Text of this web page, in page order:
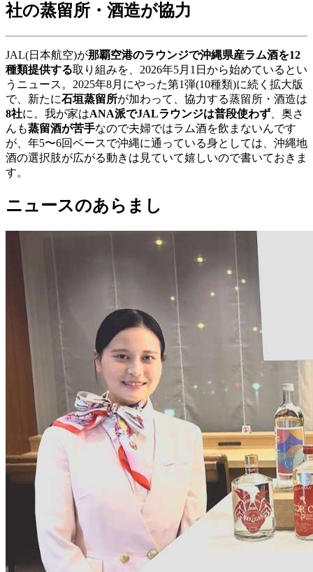
社の蒸留所・酒造が協力
JAL(日本航空)が那覇空港のラウンジで沖縄県産ラム酒を12
種類提供する取り組みを、2026年5月1日から始めているとい
うニュース。2025年8月にやった第1弾(10種類)に続く拡大版
で、新たに石垣蒸留所が加わって、協力する蒸留所・酒造は
8社に。我が家はANA派でJALラウンジは普段使わず 、奥さ
んも蒸留酒が苦手なので夫婦ではラム酒を飲まないんです
が、年5〜6回ペースで沖縄に通っている身としては、沖縄地
酒の選択肢が広がる動きは見ていて嬉しいので書いておきま
す。
ニュースのあらまし